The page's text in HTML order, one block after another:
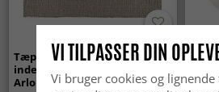
Tæpper til
indendørs/udendørs brug -
Arlo (beige)
VI TILPASSER DIN
Vi bruger cookies og